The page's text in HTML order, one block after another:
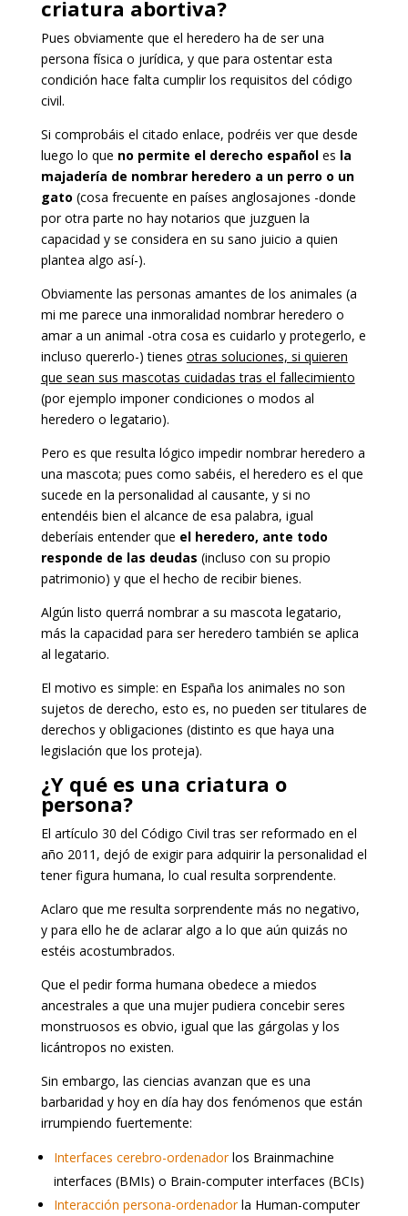
criatura abortiva?
Pues obviamente que el heredero ha de ser una
persona física o jurídica, y que para ostentar esta
condición hace falta cumplir los requisitos del código
civil.
Si comprobáis el citado enlace, podréis ver que desde
luego lo que no permite el derecho español es la
majadería de nombrar heredero a un perro o un
gato (cosa frecuente en países anglosajones -donde
por otra parte no hay notarios que juzguen la
capacidad y se considera en su sano juicio a quien
plantea algo así-).
Obviamente las personas amantes de los animales (a
mi me parece una inmoralidad nombrar heredero o
amar a un animal -otra cosa es cuidarlo y protegerlo, e
incluso quererlo-) tienes otras soluciones, si quieren
que sean sus mascotas cuidadas tras el fallecimiento
(por ejemplo imponer condiciones o modos al
heredero o legatario).
Pero es que resulta lógico impedir nombrar heredero a
una mascota; pues como sabéis, el heredero es el que
sucede en la personalidad al causante, y si no
entendéis bien el alcance de esa palabra, igual
deberíais entender que el heredero, ante todo
responde de las deudas (incluso con su propio
patrimonio) y que el hecho de recibir bienes.
Algún listo querrá nombrar a su mascota legatario,
más la capacidad para ser heredero también se aplica
al legatario.
El motivo es simple: en España los animales no son
sujetos de derecho, esto es, no pueden ser titulares de
derechos y obligaciones (distinto es que haya una
legislación que los proteja).
¿Y qué es una criatura o
persona?
El artículo 30 del Código Civil tras ser reformado en el
año 2011, dejó de exigir para adquirir la personalidad el
tener figura humana, lo cual resulta sorprendente.
Aclaro que me resulta sorprendente más no negativo,
y para ello he de aclarar algo a lo que aún quizás no
estéis acostumbrados.
Que el pedir forma humana obedece a miedos
ancestrales a que una mujer pudiera concebir seres
monstruosos es obvio, igual que las gárgolas y los
licántropos no existen.
Sin embargo, las ciencias avanzan que es una
barbaridad y hoy en día hay dos fenómenos que están
irrumpiendo fuertemente:
Interfaces cerebro-ordenadorlos Brainmachine
interfaces (BMIs) o Brain-computer interfaces (BCIs)
Interacción persona-ordenadorla Human-computer